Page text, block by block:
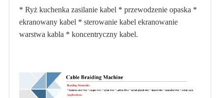
* Ryż kuchenka zasilanie kabel * przewodzenie opaska *
ekranowany kabel * sterowanie kabel ekranowanie
warstwa kabla * koncentryczny kabel.